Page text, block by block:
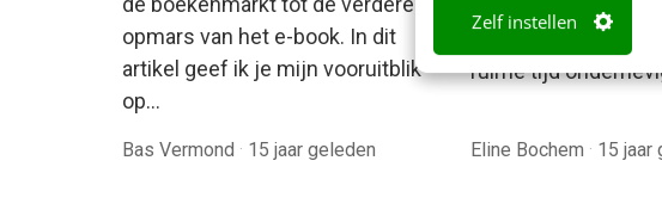
Zelf instellen
opmars van het e-book. In dit
artikel geef ik je mijn vooruitblik
op…
Bas Vermond · 15 jaar geleden
tendensen van
het boekenvak al
ruime tijd
Eline Bochem · 15 jaar